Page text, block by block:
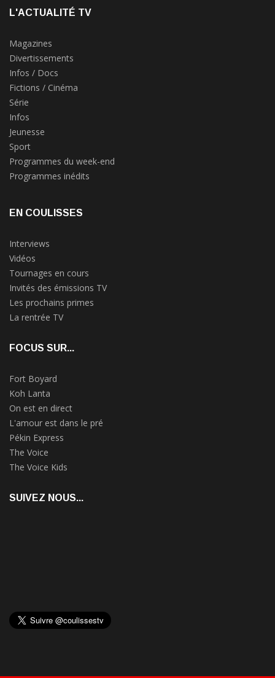
L'ACTUALITÉ TV
Magazines
Divertissements
Infos / Docs
Fictions / Cinéma
Série
Infos
Jeunesse
Sport
Programmes du week-end
Programmes inédits
EN COULISSES
Interviews
Vidéos
Tournages en cours
Invités des émissions TV
Les prochains primes
La rentrée TV
FOCUS SUR...
Fort Boyard
Koh Lanta
On est en direct
L'amour est dans le pré
Pékin Express
The Voice
The Voice Kids
SUIVEZ NOUS...